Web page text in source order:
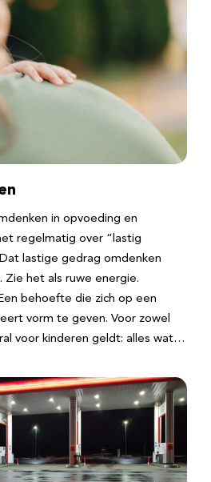
in opvoeding en
regelmatig over “lastig
lastige gedrag omdenken
Zie het als ruwe energie.
behoefte die zich op een
vorm te geven. Voor zowel
voor kinderen geldt: alles wat…